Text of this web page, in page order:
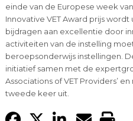
einde van de Europese week
Innovative VET Award prijs
bijdragen aan excellentie door
activiteiten van de instelling
beroepsonderwijs instellingen.
initiatief samen met de
Associations of VET Providers’
tweede keer uit.